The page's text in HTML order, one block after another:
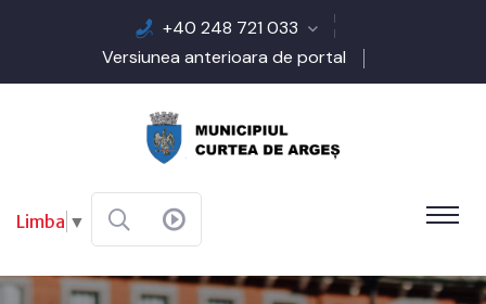
+40 248 721 033
Versiunea anterioara de portal
Limba ▼